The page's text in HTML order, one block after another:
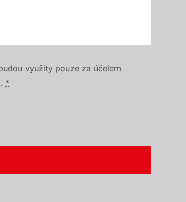
využity pouze za účelem
*